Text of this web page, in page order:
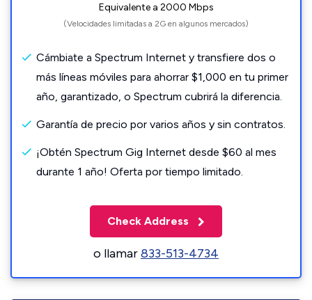
Equivalente a 2000 Mbps
(Velocidades limitadas a 2G en algunos mercados)
Cámbiate a Spectrum Internet y transfiere dos o
más líneas móviles para ahorrar $1,000 en tu primer
año, garantizado, o Spectrum cubrirá la diferencia.
Garantía de precio por varios años y sin contratos.
¡Obtén Spectrum Gig Internet desde $60 al mes
durante 1 año! Oferta por tiempo limitado.
Check Address
o llamar833-513-4734